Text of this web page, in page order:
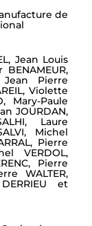
de
Jean Louis
Jean Pierre
Violette
Mary-Paule
JOURDAN,
Laure
Michel
Pierre
VERDOL,
Pierre
WALTER,
et